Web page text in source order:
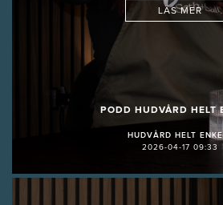
LÄS MER
PODD HUDVÅRD HELT
HUDVÅRD HELT
2026-04-17 09:33